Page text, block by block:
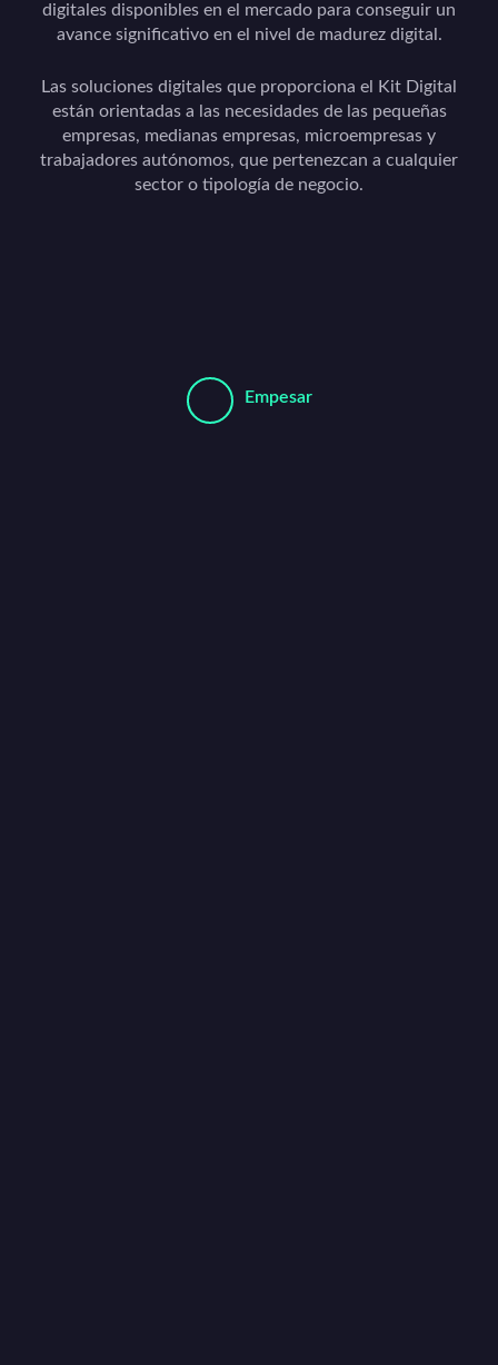
digitales disponibles en el mercado para conseguir un
avance significativo en el nivel de madurez digital.
Las soluciones digitales que proporciona el Kit Digital
están orientadas a las necesidades de las pequeñas
empresas, medianas empresas, microempresas y
trabajadores autónomos, que pertenezcan a cualquier
sector o tipología de negocio.
Empesar